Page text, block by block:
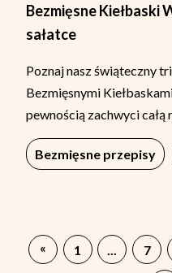
Bezmięsne Kiełbaski
sałatce
Poznaj nasz świąteczny
Bezmięsnymi
pewnością zachwyci całą
Bezmięsne przepisy
« 1 7